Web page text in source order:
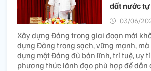
đất nước
03/06/
Xây dựng Đảng trong giai đoạn mới
dựng Đảng trong sạch, vững mạnh,
dựng một Đảng đủ bản lĩnh, trí tuệ, uy
phương thức lãnh đạo phù hợp để dẫn